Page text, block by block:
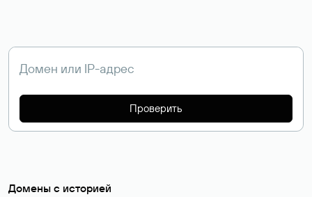
Проверить
Домены с историей